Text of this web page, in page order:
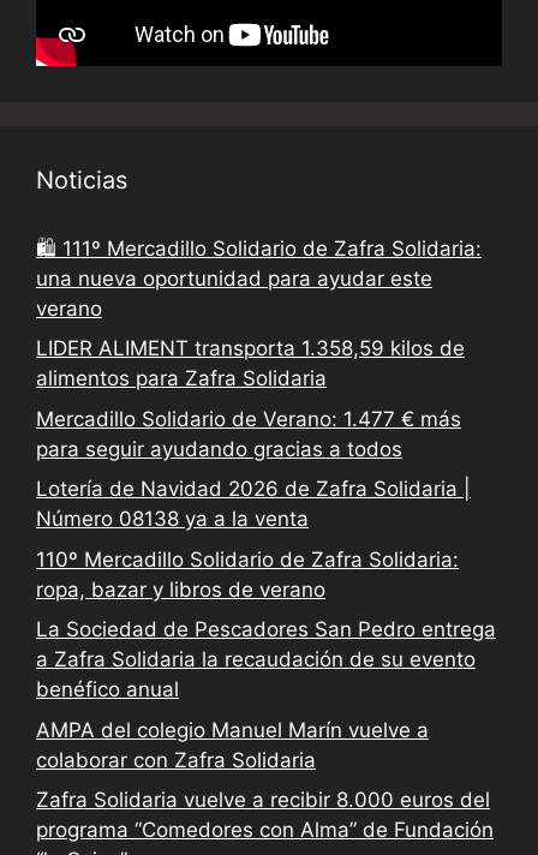
Noticias
🛍️ 111º Mercadillo Solidario de Zafra Solidaria:
una nueva oportunidad para ayudar este
verano
LIDER ALIMENT transporta 1.358,59 kilos de
alimentos para Zafra Solidaria
Mercadillo Solidario de Verano: 1.477 € más
para seguir ayudando gracias a todos
Lotería de Navidad 2026 de Zafra Solidaria |
Número 08138 ya a la venta
110º Mercadillo Solidario de Zafra Solidaria:
ropa, bazar y libros de verano
La Sociedad de Pescadores San Pedro entrega
a Zafra Solidaria la recaudación de su evento
benéfico anual
AMPA del colegio Manuel Marín vuelve a
colaborar con Zafra Solidaria
Zafra Solidaria vuelve a recibir 8.000 euros del
programa “Comedores con Alma” de Fundación